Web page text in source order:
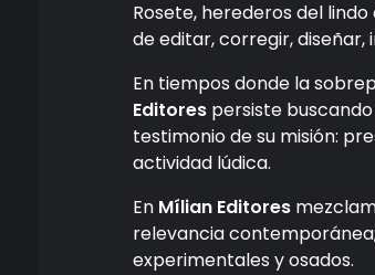
Rosete, herederos del
de editar, corregir,
En tiempos donde la
Editores persiste
testimonio de su misión:
actividad lúdica.
En Mílian Editores
relevancia
experimentales y osados.